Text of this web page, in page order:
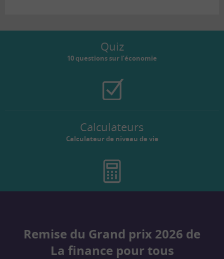
Quiz
10 questions sur l’économie
Calculateurs
Calculateur de niveau de vie
Remise du Grand prix 2026 de
La finance pour tous